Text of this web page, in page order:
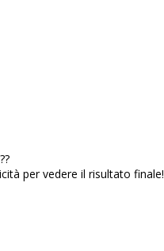
per vedere il risultato finale!